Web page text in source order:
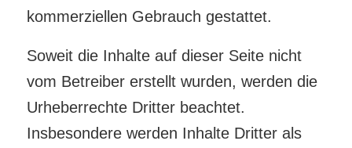
kommerziellen Gebrauch gestattet.
Soweit die Inhalte auf dieser Seite nicht
vom Betreiber erstellt wurden, werden die
Urheberrechte Dritter beachtet.
Insbesondere werden Inhalte Dritter als